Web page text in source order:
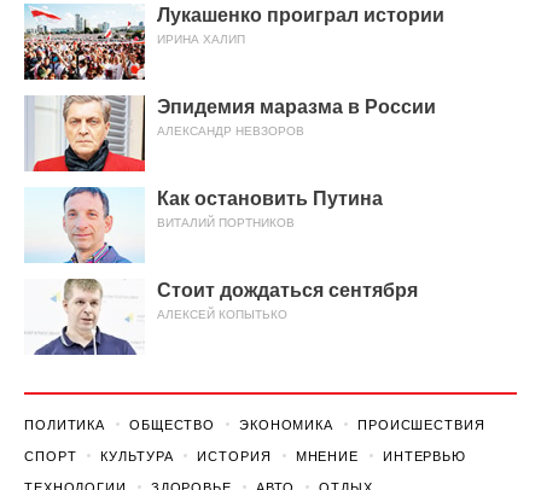
Лукашенко проиграл истории
ИРИНА ХАЛИП
Эпидемия маразма в России
АЛЕКСАНДР НЕВЗОРОВ
Как остановить Путина
ВИТАЛИЙ ПОРТНИКОВ
Стоит дождаться сентября
АЛЕКСЕЙ КОПЫТЬКО
ПОЛИТИКА ОБЩЕСТВО ЭКОНОМИКА ПРОИСШЕСТВИЯ
СПОРТ КУЛЬТУРА ИСТОРИЯ МНЕНИЕ ИНТЕРВЬЮ